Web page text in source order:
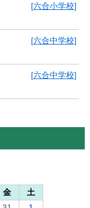
[六合小学校]
[六合中学校]
[六合中学校]
金
土